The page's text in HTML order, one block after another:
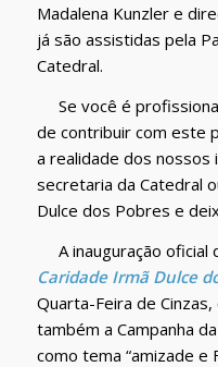
Madalena Kunzler e
já são assistidas pela
Catedral.
Se você é
de contribuir com este
a realidade dos nossos
secretaria da Catedral
Dulce dos Pobres e
A inauguração oficial
Caridade Irmã Dulce
Quarta-Feira de
também a Campanha
como tema “amizade e